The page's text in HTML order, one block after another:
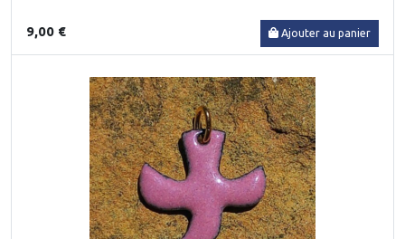
9,00 € Ajouter au panier